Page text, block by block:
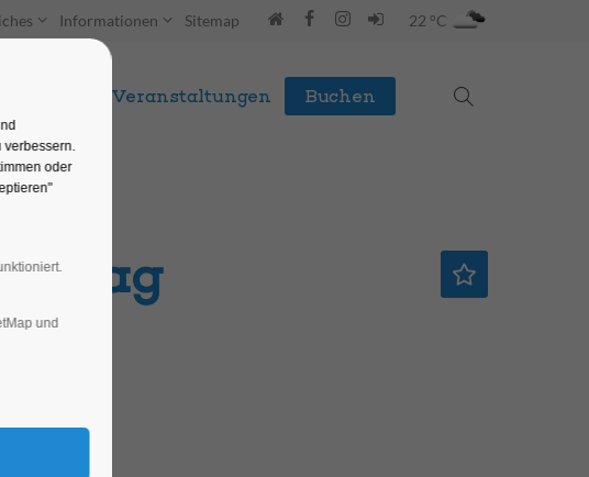
Informationen Sitemap 22 °C
Erleben Veranstaltungen Buchen
verbessern.
oder
und